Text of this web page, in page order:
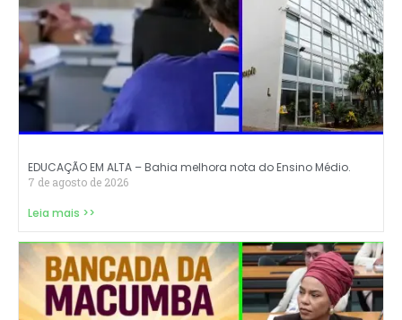
EDUCAÇÃO EM ALTA – Bahia melhora nota do Ensino Médio.
7 de agosto de 2026
Leia mais >>